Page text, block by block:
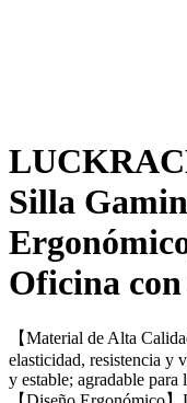
Silla
Oficina
【Material de Alta
elasticidad, resistencia y
y estable; agradable para